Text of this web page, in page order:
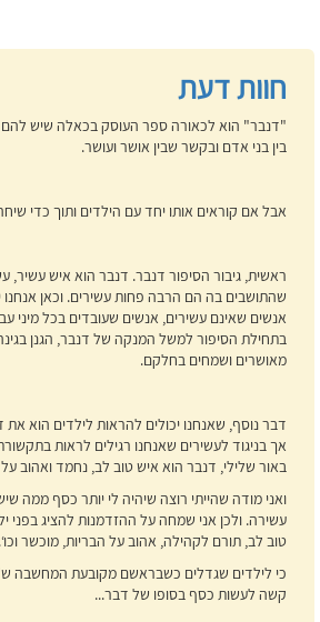
חוות דעת
"דנבר" הוא לכאורה ספר העוסק בכאלה שיש להם
בין בני אדם ובקשר שבין אושר ועושר.
אבל אם קוראים אותו יחד עם הילדים ותוך כדי
ראשית, גיבור הסיפור דנבר. דנבר הוא איש עשיר,
שהתושבים בה הם הרבה פחות עשירים. וכאן אנחנו
אנשים שאינם עשירים, אנשים שעובדים בכל מיני
בתחילת הסיפור למשל המנקה של דנבר, הגנן
מאושרים ושמחים בחלקם.
דבר נוסף, שאנחנו יכולים להראות לילדים הוא
אך בניגוד לעשירים שאנחנו רגילים לראות
באור שלילי, דנבר הוא איש טוב לב, נחמד ואהוב על
ואני מודה שהייתי רוצה שיהיה לי יותר כסף ממה שיש
עשירה. ולכן אני שמחה על ההזדמנות להציג בפני
טוב לב, תורם לקהילה, אהוב על הבריות, מוכשר וכו‘.
כי לילדים שגדלים כשבראשם מקובעת המחשבה
קשה לעשות כסף בסופו של דבר...